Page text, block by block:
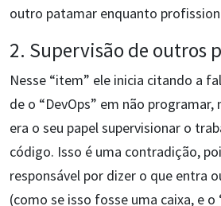
outro patamar enquanto
2. Supervisão de outros
Nesse “item” ele inicia citando a
de o “DevOps” em não
era o seu papel supervisionar o
código. Isso é uma contradição,
responsável por dizer o que entra
(como se isso fosse uma caixa, e o